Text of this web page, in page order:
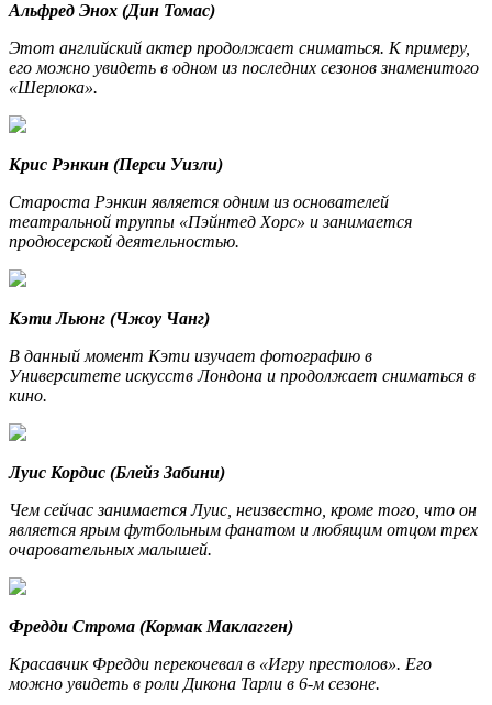
Альфред Энох (Дин Томас)
Этот английский актер продолжает сниматься. К примеру,
его можно увидеть в одном из последних сезонов знаменитого
«Шерлока».
Крис Рэнкин (Перси Уизли)
Староста Рэнкин является одним из основателей
театральной труппы «Пэйнтед Хорс» и занимается
продюсерской деятельностью.
Кэти Льюнг (Чжоу Чанг)
В данный момент Кэти изучает фотографию в
Университете искусств Лондона и продолжает сниматься в
кино.
Луис Кордис (Блейз Забини)
Чем сейчас занимается Луис, неизвестно, кроме того, что он
является ярым футбольным фанатом и любящим отцом трех
очаровательных малышей.
Фредди Строма (Кормак Маклагген)
Красавчик Фредди перекочевал в «Игру престолов». Его
можно увидеть в роли Дикона Тарли в 6-м сезоне.